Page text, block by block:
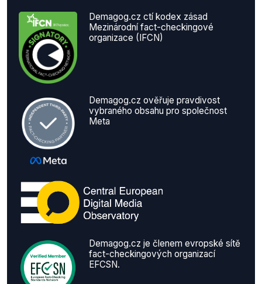
Demagog.cz ctí kodex zásad
Mezinárodní fact-checkingové
organizace (IFCN)
Demagog.cz ověřuje pravdivost
vybraného obsahu pro společnost
Meta
Demagog.cz je členem evropské sítě
fact-checkingových organizací
EFCSN.